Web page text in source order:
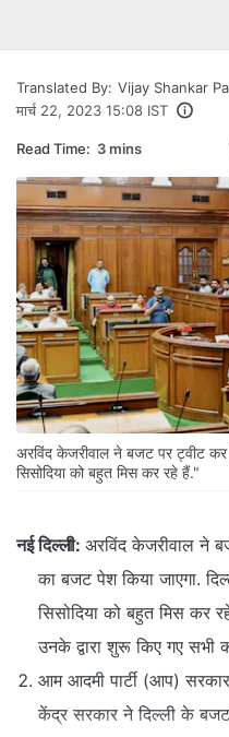
Translated By: Vijay Shankar
मार्च 22, 2023 15:08 IST
Read Time: 3 mins
अरविंद केजरीवाल ने बजट पर ट्वीट
सिसोदिया को बहुत मिस कर रहे हैं."
नई दिल्ली: अरविंद केजरीवाल ने
का बजट पेश किया जाएगा.
सिसोदिया को बहुत मिस कर
उनके द्वारा शुरू किए गए सभी
आम आदमी पार्टी (आप)
केंद्र सरकार ने दिल्ली के